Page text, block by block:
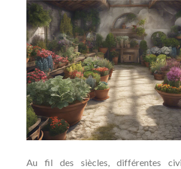
Au fil des siècles, différentes